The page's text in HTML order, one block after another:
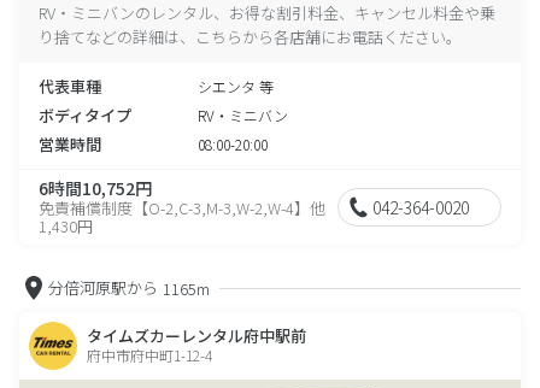
RV・ミニバンのレンタル、お得な割引料金、キャンセル料金や乗
り捨てなどの詳細は、こちらから各店舗にお電話ください。
代表車種 シエンタ 等
ボディタイプ RV・ミニバン
営業時間 08:00-20:00
6時間10,752円
免責補償制度【O-2,C-3,M-3,W-2,W-4】他
1,430円
042-364-0020
分倍河原駅から 1165m
タイムズカーレンタル府中駅前
府中市府中町1-12-4